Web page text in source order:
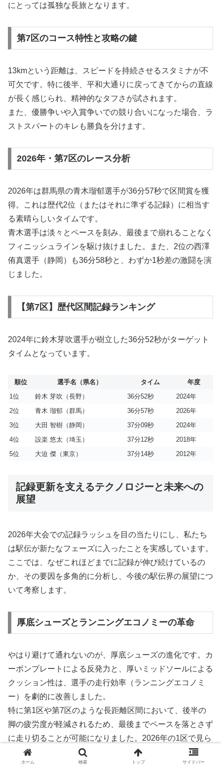
にとっては孤独な長旅となります。
第7区のコース特性と攻略の鍵
13kmという距離は、スピードを持続させるスタミナが不
可欠です。特に後半、平和大通りに戻ってきてからの直線
が長く感じられ、精神的なタフさが試されます。
また、優勝争いや入賞争いでの競り合いになった場合、ラ
ストスパートのキレも勝負を分けます。
2026年・第7区のレース分析
2026年は群馬県の青木瑠郁選手が36分57秒で区間賞を獲
得。これは歴代2位（またはそれに準ずる記録）に相当す
る素晴らしいタイムです。
青木選手は淡々とペースを刻み、最後まで崩れることなく
フィニッシュラインを駆け抜けました。また、2位の西澤
侑真選手（静岡）も36分58秒と、わずか1秒差の激闘を演
じました。
【第7区】歴代区間記録ランキング
2024年に鈴木芽吹選手が樹立した36分52秒がターゲット
タイムとなっています。
順位 選手名（県名） タイム
年度
1位
鈴木 芽吹（長野） 36分52秒
2024年
2位
青木 瑠郁（群馬） 36分57秒
2026年
3位
大田 智樹（静岡） 37分09秒
2024年
4位
設楽 悠太（埼玉） 37分12秒
2018年
5位
大迫 傑（東京） 37分14秒 2012年
記録更新を支えるテクノロジーと未来への
展望
2026年大会での記録ラッシュを目の当たりにし、私たち
は駅伝が新たなフェーズに入ったことを実感しています。
ここでは、なぜこれほどまでに記録が伸び続けているの
か、その要因を多角的に分析し、今後の駅伝界の展望につ
いて考察します。
厚底シューズとランニングエコノミーの革命
やはり避けて通れないのが、厚底シューズの進化です。カ
ーボンプレートによる反発力と、厚いミッドソールによる
クッション性は、選手の走行効率（ランニングエコノミ
ー）を劇的に改善しました。
特に第1区や第7区のような長距離区間において、後半の
脚の疲労度が軽減されるため、最後までペースを落とさず
に走り切ることが可能になりました。2026年の1区で見ら
れたような、前半からのハイペースな突っ込みも、シュー
ズへの信頼感があってこその戦術と言えます。
ホーム 検索 トップ サイドバー